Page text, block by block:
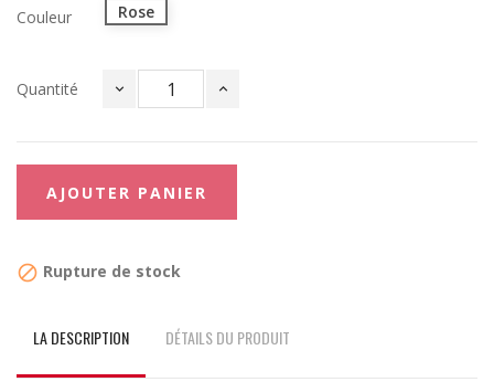
Couleur Rose
Quantité
AJOUTER PANIER
 Rupture de stock
LA DESCRIPTION DÉTAILS DU PRODUIT